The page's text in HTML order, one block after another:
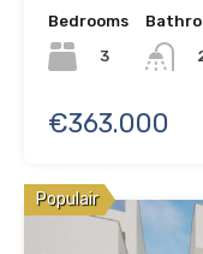
Bedrooms
3
€363.000
Populair